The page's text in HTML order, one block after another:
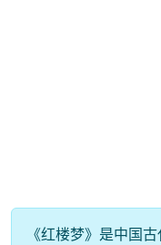
《红楼梦》是中国